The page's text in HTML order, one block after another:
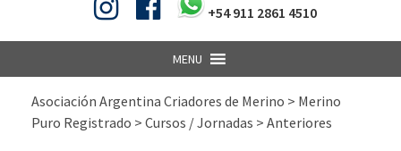
+54 911 2861 4510
MENU
Asociación Argentina Criadores de Merino > Merino
Puro Registrado > Cursos / Jornadas > Anteriores